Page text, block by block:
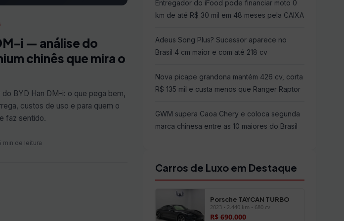
i — análise do
chinês que mira o
BYD Han DM-i: o que pega bem,
custos de uso e para quem o
faz sentido.
min de leitura
Entregador do iFood pode financiar moto 0
km de até R$ 30 mil em 48 meses pela CAIXA
Adeus Song Plus? Sucessor aparece no
Brasil 4 cm maior e com até 218 cv
Nova picape grandona mantém 426 cv, corta
R$ 135 mil e custa menos que Ranger Raptor
GWM supera Caoa Chery e coloca segunda
marca chinesa entre as 10 maiores do Brasil
Carros de Luxo em Destaque
Porsche TAYCAN TURBO
2023 • 2.440 km • 680 cv
R$ 690.000